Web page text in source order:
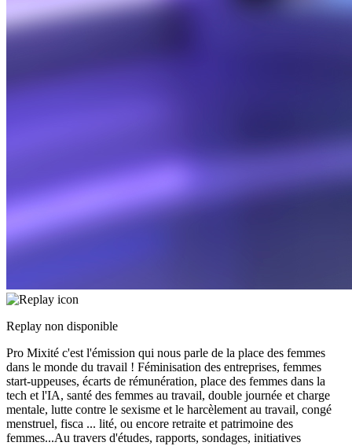
Replay non disponible
Pro Mixité c'est l'émission qui nous parle de la place des femmes
dans le monde du travail ! Féminisation des entreprises, femmes
start-uppeuses, écarts de rémunération, place des femmes dans la
tech et l'IA, santé des femmes au travail, double journée et charge
mentale, lutte contre le sexisme et le harcèlement au travail, congé
menstruel, fisca ... lité, ou encore retraite et patrimoine des
femmes...Au travers d'études, rapports, sondages, initiatives